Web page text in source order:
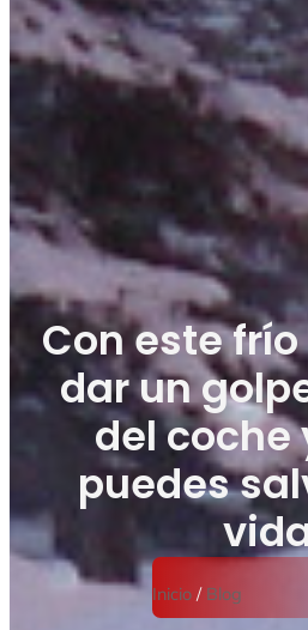
Con este
dar un
del coche
puedes
Inicio/ Blog